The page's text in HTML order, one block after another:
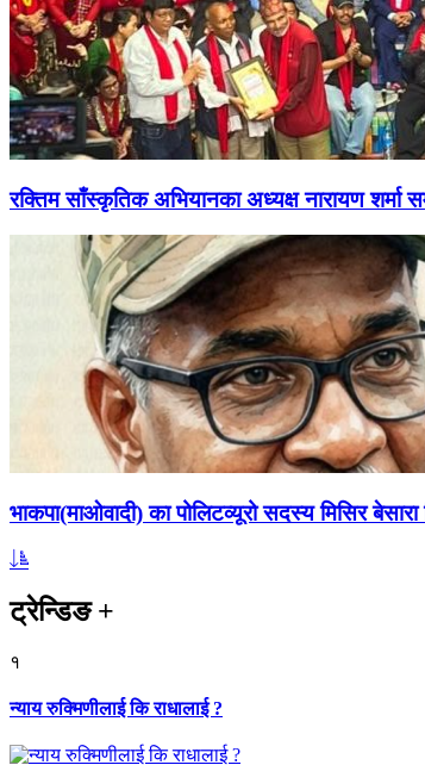
रक्तिम साँस्कृतिक अभियानका अध्यक्ष नारायण शर्मा
भाकपा(माओवादी) का पोलिटव्यूरो सदस्य मिसिर बेसारा
ट्रेन्डिङ+
१
न्याय रुक्मिणीलाई कि राधालाई ?